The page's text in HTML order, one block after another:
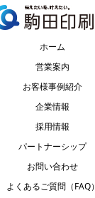
ホーム
営業案内
お客様事例紹介
企業情報
採用情報
パートナーシップ
お問い合わせ
よくあるご質問（FAQ）